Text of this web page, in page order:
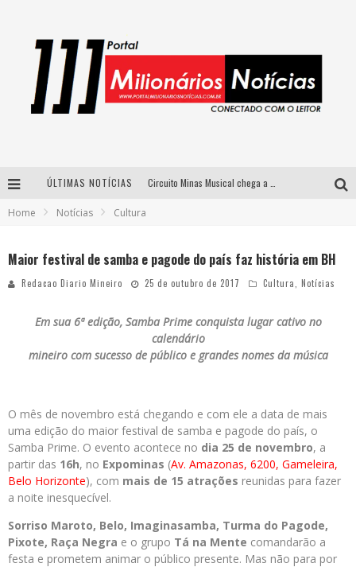
ÚLTIMAS NOTÍCIAS
Yan traz a turnê nacional do PagodYANdo para Belo Horizonte
Home Notícias Cultura
Maior festival de samba e pagode do país faz história em BH
Redacao Diario Mineiro 25 de outubro de 2017 Cultura Notícias
Em sua 6ª edição, Samba Prime conquista lugar cativo no
calendário
mineiro com sucesso de público e grandes nomes da música
O mês de novembro está chegando e com ele a data de mais
uma edição do maior festival de samba e pagode do país, o
Samba Prime. O evento acontece no dia 25 de novembro, a
partir das 16h, no Expominas (Av. Amazonas, 6200, Gameleira,
Belo Horizonte), com mais de 15 atrações reunidas para fazer
a noite inesquecível.
Sorriso Maroto, Belo, Imaginasamba, Turma do Pagode,
Pixote, Raça Negra e o grupo Tá na Mente comandarão a
festa e prometem animar o público presente. Mas não para por